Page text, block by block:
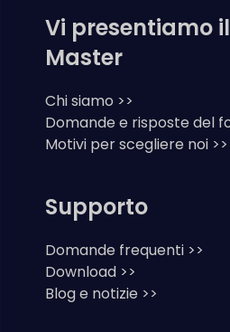
Vi presentiamo
Master
Chi siamo >>
Domande e risposte del
Motivi per scegliere noi >>
Supporto
Domande frequenti >>
Download >>
Blog e notizie >>